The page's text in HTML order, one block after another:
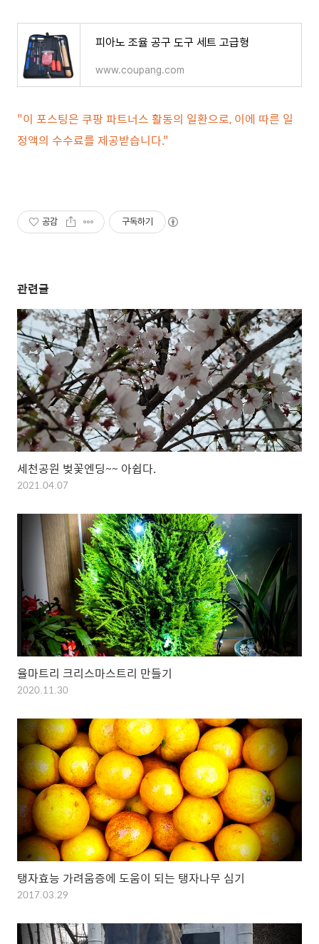
피아노 조율 공구 도구 세트 고급형
www.coupang.com
"이 포스팅은 쿠팡 파트너스 활동의 일환으로, 이에 따른 일
정액의 수수료를 제공받습니다."
공감 구독하기
관련글
세천공원 벚꽃엔딩~~ 아쉽다.
2021.04.07
율마트리 크리스마스트리 만들기
2020.11.30
탱자효능 가려움증에 도움이 되는 탱자나무 심기
2017.03.29